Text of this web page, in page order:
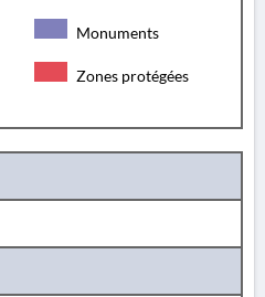
Monuments
Zones protégées